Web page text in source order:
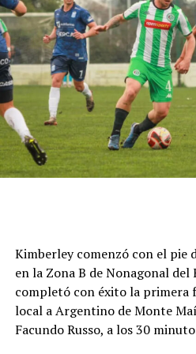
Cómo funciona el Power
Esta clasificación funciona a
incluye también la clasificación
tener, las carreras sprint.
Este análisis tiene la premisa
potencial del auto en la
Kimberley comenzó con el pie
en la Zona B de Nonagonal del
completó con éxito la primera
local a Argentino de Monte
Facundo Russo, a los 30